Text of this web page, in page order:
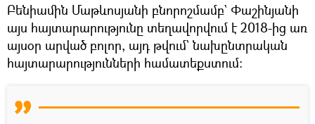
Բենիամին Մաթևոսյանի բնորոշմամբ` Փաշինյանի
այս հայտարարությունը տեղավորվում է 2018-ից առ
այսօր արված բոլոր, այդ թվում` նախընտրական
հայտարարությունների համատեքստում։